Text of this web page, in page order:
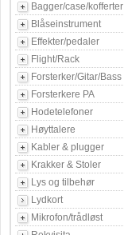
Bagger/case/kofferter
Blåseinstrument
Effekter/pedaler
Flight/Rack
Forsterker/Gitar/Bass
Forsterkere PA
Hodetelefoner
Høyttalere
Kabler & plugger
Krakker & Stoler
Lys og tilbehør
Lydkort
Mikrofon/trådløst